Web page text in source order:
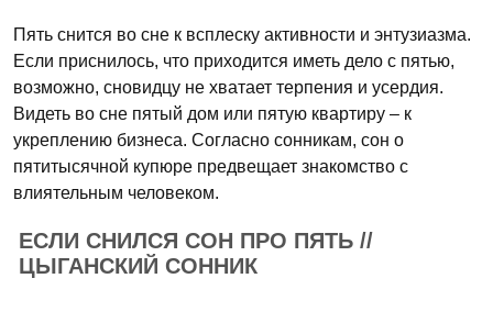
Пять снится во сне к всплеску активности и энтузиазма.
Если приснилось, что приходится иметь дело с пятью,
возможно, сновидцу не хватает терпения и усердия.
Видеть во сне пятый дом или пятую квартиру – к
укреплению бизнеса. Согласно сонникам, сон о
пятитысячной купюре предвещает знакомство с
влиятельным человеком.
ЕСЛИ СНИЛСЯ СОН ПРО ПЯТЬ //
ЦЫГАНСКИЙ СОННИК